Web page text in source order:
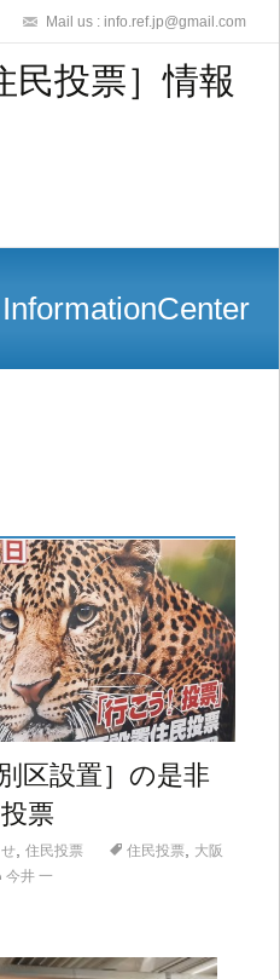
Mail us : info.ref.jp@gmail.com
民投票］情報
区設置］の是非
票
, 住民投票 住民投票, 大阪
今井 一